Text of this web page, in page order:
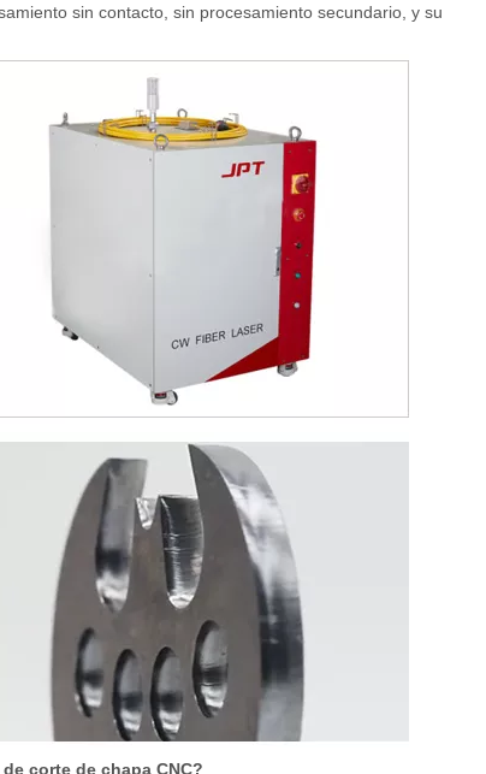
sin contacto, sin procesamiento secundario, y su
corte de chapa CNC?